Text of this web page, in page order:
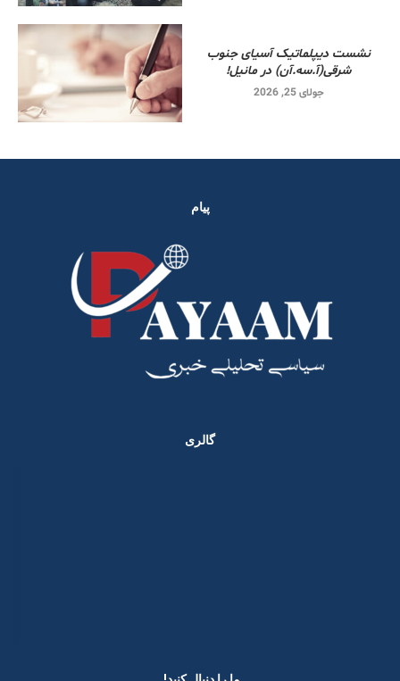
نشست دیپلماتیک آسیای جنوب
شرقی‌(آ.سه.آن) در مانیل!
جولای 25, 2026
پیام
گالری